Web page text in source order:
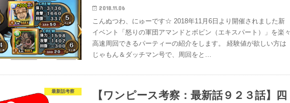
2018.11.06
こんぬつわ、にゅーです☆ 2018年11月6日より開催されました新
イベント「怒りの軍団アマンドとボビン（エキスパート）」を楽々
高速周回できるパーティーの紹介をします。 経験値が欲しい方は
じゃもん＆ダッチマン号で、周回をと…
最新話考察
【ワンピース考察：最新話９２３話】四